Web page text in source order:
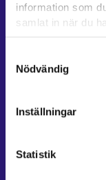
information som
samlat in när du
Cookies
Nödvändig
Inställningar
Statistik
Mer information
Arbets- och